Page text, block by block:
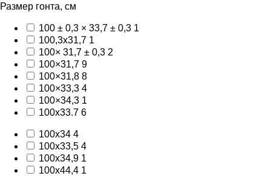
Размер гонта, см
100 ± 0,3 × 33,7 ± 0,3 1
100,3х31,7 1
100× 31,7 ± 0,3 2
100×31,7 9
100×31,8 8
100×33,3 4
100×34,3 1
100x33.7 6
100x34 4
100х33,5 4
100х34,9 1
100х44,4 1